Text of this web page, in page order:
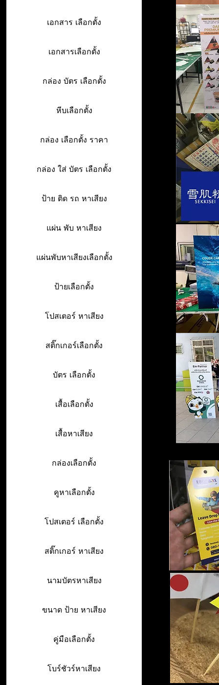
เอกสาร เลือกตั้ง
เอกสารเลือกตั้ง
กล่อง บัตร เลือกตั้ง
หีบเลือกตั้ง
กล่อง เลือกตั้ง ราคา
กล่อง ใส่ บัตร เลือกตั้ง
ป้าย ติด รถ หาเสียง
แผ่น พับ หาเสียง
แผ่นพับหาเสียงเลือกตั้ง
ป้ายเลือกตั้ง
โปสเตอร์ หาเสียง
สติ๊กเกอร์เลือกตั้ง
บัตร เลือกตั้ง
เสื้อเลือกตั้ง
เสื้อหาเสียง
กล่องเลือกตั้ง
คูหาเลือกตั้ง
โปสเตอร์ เลือกตั้ง
สติ๊กเกอร์ หาเสียง
นามบัตรหาเสียง
ขนาด ป้าย หาเสียง
คู่มือเลือกตั้ง
โบร์ชัวร์หาเสียง